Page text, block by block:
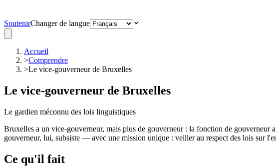
SoutenirChanger de langue
Accueil
>Comprendre
>Le vice-gouverneur de Bruxelles
Le vice-gouverneur de Bruxelles
Le gardien méconnu des lois linguistiques
Bruxelles a un vice-gouverneur, mais plus de gouverneur : la fonction de gouverneur
gouverneur, lui, subsiste — avec une mission unique : veiller au respect des lois sur
Ce qu'il fait